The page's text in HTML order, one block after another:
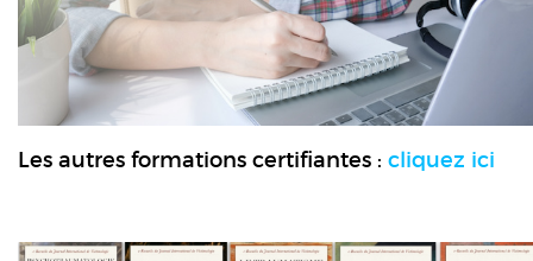
Les autres formations certifiantes : cliquez ici